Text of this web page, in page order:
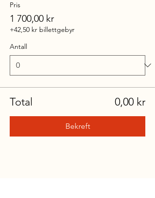
Pris
1 700,00 kr
+42,50 kr billettgebyr
Antall
Total 0,00 kr
Bekreft